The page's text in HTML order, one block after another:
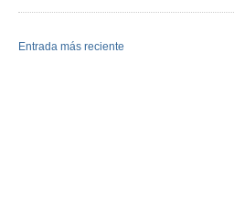
Entrada más reciente